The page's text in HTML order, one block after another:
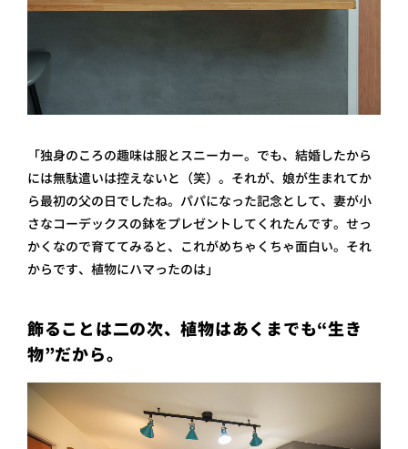
「独身のころの趣味は服とスニーカー。でも、結婚したから
には無駄遣い は控えないと（笑）。それが、娘が生まれてか
ら最初の父の日でしたね。パパになった記念として、妻が小
さなコーデックスの鉢をプレゼントしてくれたんです。せっ
かくなので育ててみると、これがめちゃくちゃ面白い。それ
からです、植物にハマったのは」
飾ることは二の次、植物はあくまでも“生き
物”だから。